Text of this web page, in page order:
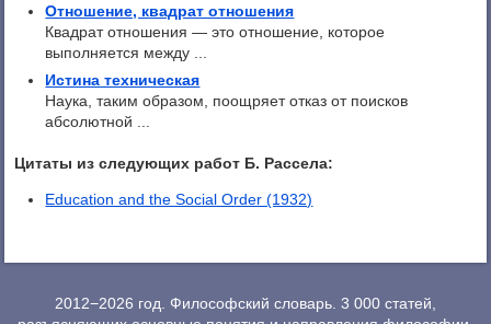
Отношение, квадрат отношения
Квадрат отношения — это отношение, которое
выполняется между ...
Истина техническая
Наука, таким образом, поощряет отказ от поисков
абсолютной ...
Цитаты из следующих работ Б. Рассела:
Education and the Social Order (1932)
2012−2026 год. Философский словарь. 3 000 статей,